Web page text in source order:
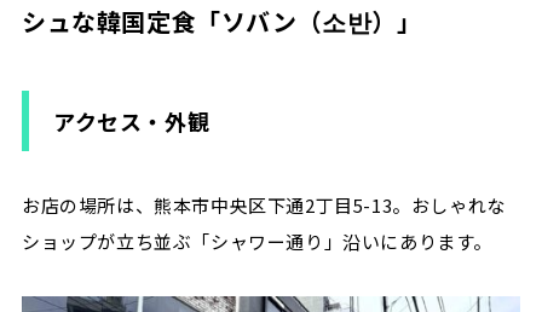
シュな韓国定食「ソバン（소반）」
アクセス・外観
お店の場所は、熊本市中央区下通2丁目5-13。おしゃれな
ショップが立ち並ぶ「シャワー通り」沿いにあります。